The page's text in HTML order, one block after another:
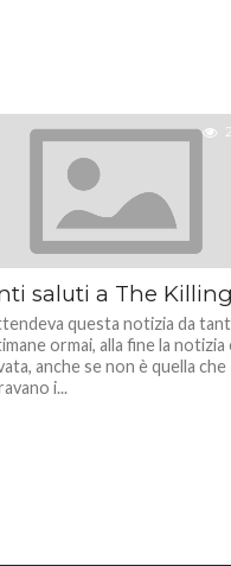
saluti a The Killing
questa notizia da
ormai, alla fine la notizia
anche se non è quella che
i...